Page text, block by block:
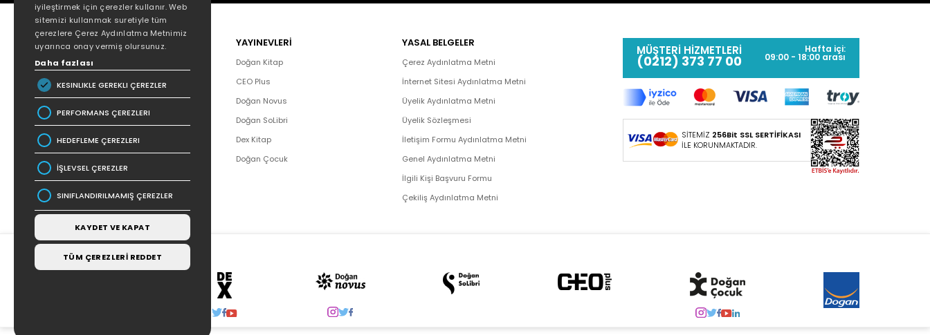
POPÜLER
Hakkımızda
Yazar Listesi
İletişim
Bizden Haberler
YAYINEVLERİ
Doğan Kitap
CEO Plus
Doğan Novus
Doğan SoLibri
Dex Kitap
Doğan Çocuk
YASAL BELGELER
Çerez Aydınlatma Metni
İnternet Sitesi Aydınlatma Metni
Üyelik Aydınlatma Metni
Üyelik Sözleşmesi
İletişim Formu Aydınlatma Metni
Genel Aydınlatma Metni
İlgili Kişi Başvuru Formu
Çekiliş Aydınlatma Metni
MÜŞTERİ HİZMETLERİ
(0212) 373 77 00
Hafta içi:
09:00 - 18:00 arası
SİTEMİZ 256Bit SSL SERTİFİKASI
İLE KORUNMAKTADIR.
iyileştirmek için çerezler kullanır. Web
sitemizi kullanmak suretiyle tüm
çerezlere Çerez Aydınlatma Metnimiz
uyarınca onay vermiş olursunuz.
Daha fazlası
KESINLIKLE GEREKLI ÇEREZLER
PERFORMANS ÇEREZLERI
HEDEFLEME ÇEREZLERI
İŞLEVSEL ÇEREZLER
SINIFLANDIRILMAMIŞ ÇEREZLER
KAYDET VE KAPAT
TÜM ÇEREZLERİ REDDET